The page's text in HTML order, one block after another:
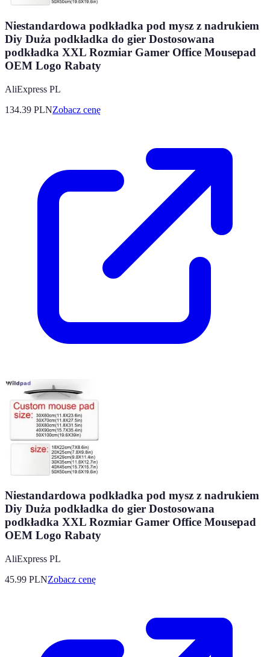
Niestandardowa podkładka pod mysz z nadrukiem
Diy Duża podkładka do gier Dostosowana
podkładka XXL Rozmiar Gamer Office Mousepad
OEM Logo Rabaty
AliExpress PL
134.39 PLNZobacz cenę
Niestandardowa podkładka pod mysz z nadrukiem
Diy Duża podkładka do gier Dostosowana
podkładka XXL Rozmiar Gamer Office Mousepad
OEM Logo Rabaty
AliExpress PL
45.99 PLNZobacz cenę